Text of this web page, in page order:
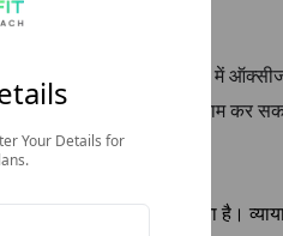
करते हैं जैसे कि पूरे शरीर में
हर दिन ऊर्जा के साथ काम कर
अच्छी तरह आराम भी ले पाता है।
Your Details for